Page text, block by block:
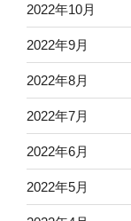
2022年10月
2022年9月
2022年8月
2022年7月
2022年6月
2022年5月